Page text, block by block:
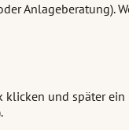
Anlageberatung).
und später